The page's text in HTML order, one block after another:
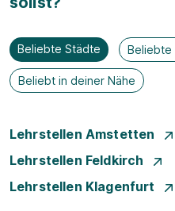
Beliebte Städte Beliebte
Beliebt in deiner Nähe
Lehrstellen Amstetten
Lehrstellen Feldkirch
Lehrstellen Klagenfurt